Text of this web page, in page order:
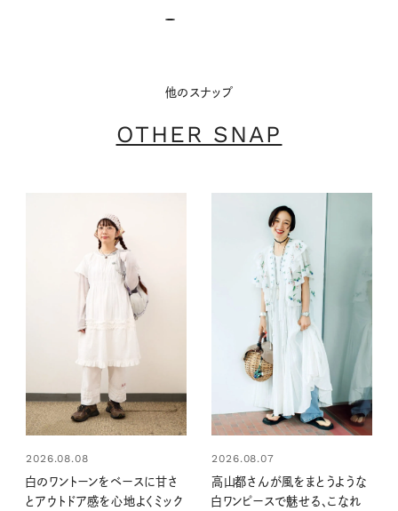
他のスナップ
OTHER SNAP
2026.08.08
白のワントーンをベースに甘さ
とアウトドア感を心地よくミック
2026.08.07
高山都さんが風をまとうような
白ワンピースで魅せる、こなれ